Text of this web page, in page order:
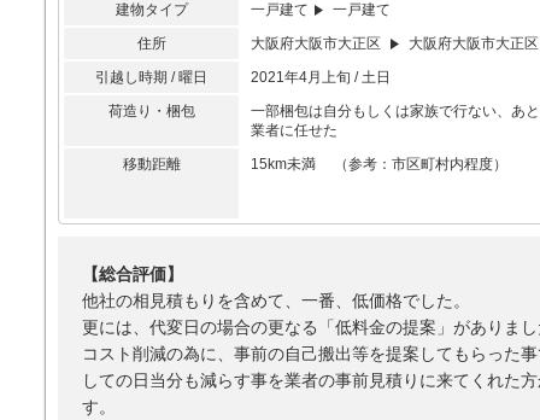
建物タイプ
一戸建て
一戸建て
住所
大阪府大阪市大正区
大阪府大阪市大正区
引越し時期 / 曜日
2021年4月上旬 / 土日
荷造り・梱包
一部梱包は自分もしくは家族で行ない、あ
業者に任せた
移動距離
15km未満 （参考：市区町村内程度）
【総合評価】
他社の相見積もりを含めて、一番、低価格でした。
更には、代変日の場合の更なる「低料金の提案」がありま
コスト削減の為に、事前の自己搬出等を提案してもらった
しての日当分も減らす事を業者の事前見積りに来てくれた
す。